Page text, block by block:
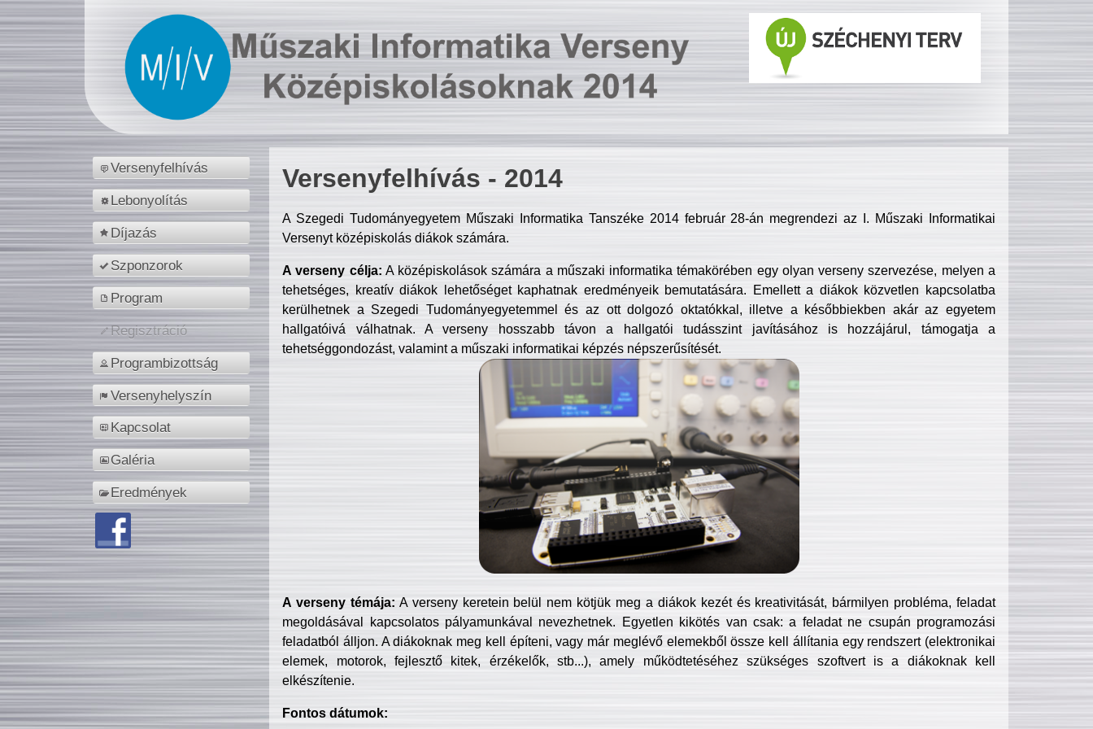
Versenyfelhívás
Lebonyolítás
Díjazás
Szponzorok
Program
Regisztráció
Programbizottság
Versenyhelyszín
Kapcsolat
Galéria
Eredmények
Versenyfelhívás - 2014
A Szegedi Tudományegyetem Műszaki Informatika Tanszéke 2014 február 28-án megrendezi az I. Műszaki Informatikai
Versenyt középiskolás diákok számára.
A verseny célja: A középiskolások számára a műszaki informatika témakörében egy olyan verseny szervezése, melyen a
tehetséges, kreatív diákok lehetőséget kaphatnak eredményeik bemutatására. Emellett a diákok közvetlen kapcsolatba
kerülhetnek a Szegedi Tudományegyetemmel és az ott dolgozó oktatókkal, illetve a későbbiekben akár az egyetem
hallgatóivá válhatnak. A verseny hosszabb távon a hallgatói tudásszint javításához is hozzájárul, támogatja a
tehetséggondozást, valamint a műszaki informatikai képzés népszerűsítését.
A verseny témája: A verseny keretein belül nem kötjük meg a diákok kezét és kreativitását, bármilyen probléma, feladat
megoldásával kapcsolatos pályamunkával nevezhetnek. Egyetlen kikötés van csak: a feladat ne csupán programozási
feladatból álljon. A diákoknak meg kell építeni, vagy már meglévő elemekből össze kell állítania egy rendszert (elektronikai
elemek, motorok, fejlesztő kitek, érzékelők, stb...), amely működtetéséhez szükséges szoftvert is a diákoknak kell
elkészítenie.
Fontos dátumok: